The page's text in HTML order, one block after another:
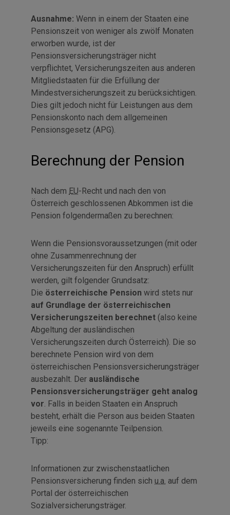
Ausnahme: Wenn in einem der Staaten eine
Pensionszeit von weniger als zwölf Monaten
erworben wurde, ist der
Pensionsversicherungsträger nicht
verpflichtet, Versicherungszeiten aus anderen
Mitgliedstaaten für die Erfüllung der
Mindestversicherungszeit zu berücksichtigen.
Dies gilt jedoch nicht für Leistungen aus dem
Pensionskonto nach dem allgemeinen
Pensionsgesetz (APG).
Berechnung der Pension
Nach dem EU-Recht und nach den von
Österreich geschlossenen Abkommen ist die
Pension folgendermaßen zu berechnen:
Wenn die Pensionsvoraussetzungen (mit oder
ohne Zusammenrechnung der
Versicherungszeiten für den Anspruch) erfüllt
werden, gilt folgender Grundsatz:
Die österreichische Pension wird stets nur
auf Grundlage der österreichischen
Versicherungszeiten berechnet (also keine
Abgeltung der ausländischen
Versicherungszeiten durch Österreich). Die so
berechnete Pension wird von dem
österreichischen Pensionsversicherungsträger
ausbezahlt. Der ausländische
Pensionsversicherungsträger geht analog
vor. Falls in beiden Staaten ein Anspruch
besteht, erhält die Person aus beiden Staaten
jeweils eine sogenannte Teilpension.
Tipp:
Informationen zur zwischenstaatlichen
Pensionsversicherung finden sich u.a. auf dem
Portal der österreichischen
Sozialversicherungsträger.